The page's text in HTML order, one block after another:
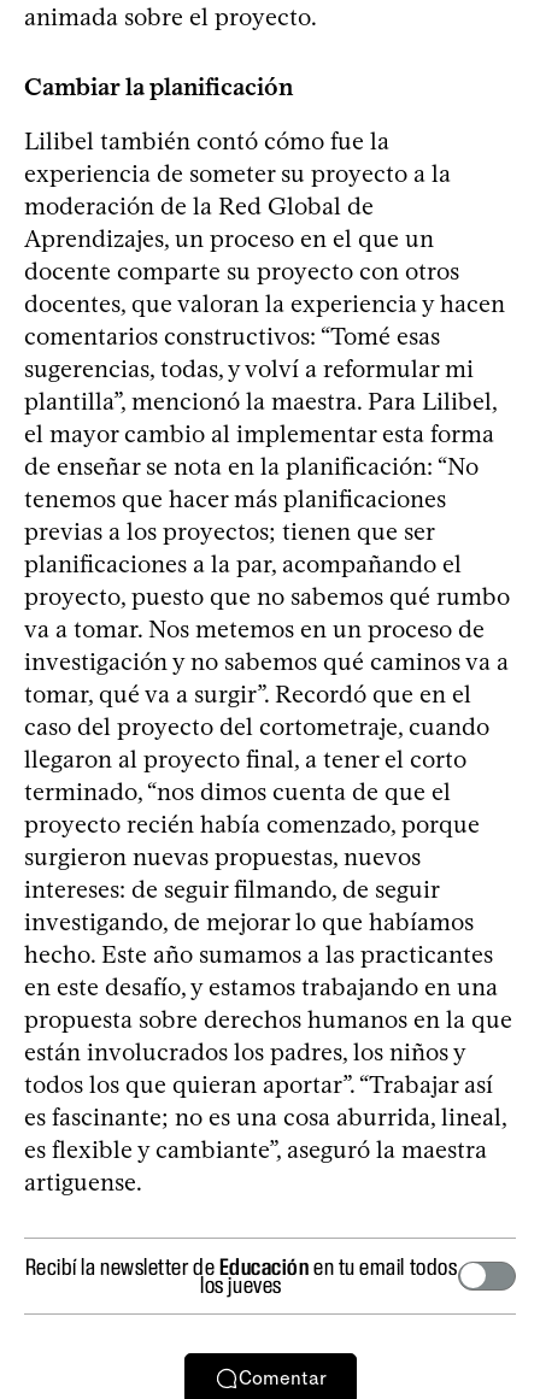
animada sobre el proyecto.
Cambiar la planificación
Lilibel también contó cómo fue la
experiencia de someter su proyecto a la
moderación de la Red Global de
Aprendizajes, un proceso en el que un
docente comparte su proyecto con otros
docentes, que valoran la experiencia y hacen
comentarios constructivos: “Tomé esas
sugerencias, todas, y volví a reformular mi
plantilla”, mencionó la maestra. Para Lilibel,
el mayor cambio al implementar esta forma
de enseñar se nota en la planificación: “No
tenemos que hacer más planificaciones
previas a los proyectos; tienen que ser
planificaciones a la par, acompañando el
proyecto, puesto que no sabemos qué rumbo
va a tomar. Nos metemos en un proceso de
investigación y no sabemos qué caminos va a
tomar, qué va a surgir”. Recordó que en el
caso del proyecto del cortometraje, cuando
llegaron al proyecto final, a tener el corto
terminado, “nos dimos cuenta de que el
proyecto recién había comenzado, porque
surgieron nuevas propuestas, nuevos
intereses: de seguir filmando, de seguir
investigando, de mejorar lo que habíamos
hecho. Este año sumamos a las practicantes
en este desafío, y estamos trabajando en una
propuesta sobre derechos humanos en la que
están involucrados los padres, los niños y
todos los que quieran aportar”. “Trabajar así
es fascinante; no es una cosa aburrida, lineal,
es flexible y cambiante”, aseguró la maestra
artiguense.
Recibí la newsletter deEducaciónen tu email todos
los jueves
Comentar